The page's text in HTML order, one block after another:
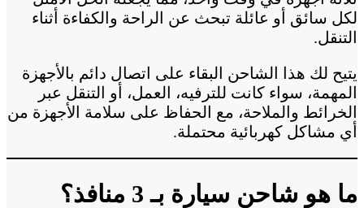
لكل سائق أو عائلة تبحث عن الراحة والكفاءة أثناء
التنقل.
يتيح لك هذا الشاحن البقاء على اتصال دائم بالأجهزة
المهمة، سواء كانت للترفيه، العمل، أو التنقل عبر
الخرائط والملاحة، مع الحفاظ على سلامة الأجهزة من
أي مشاكل كهربائية محتملة.
ما هو شاحن سيارة بـ 3 منافذ؟